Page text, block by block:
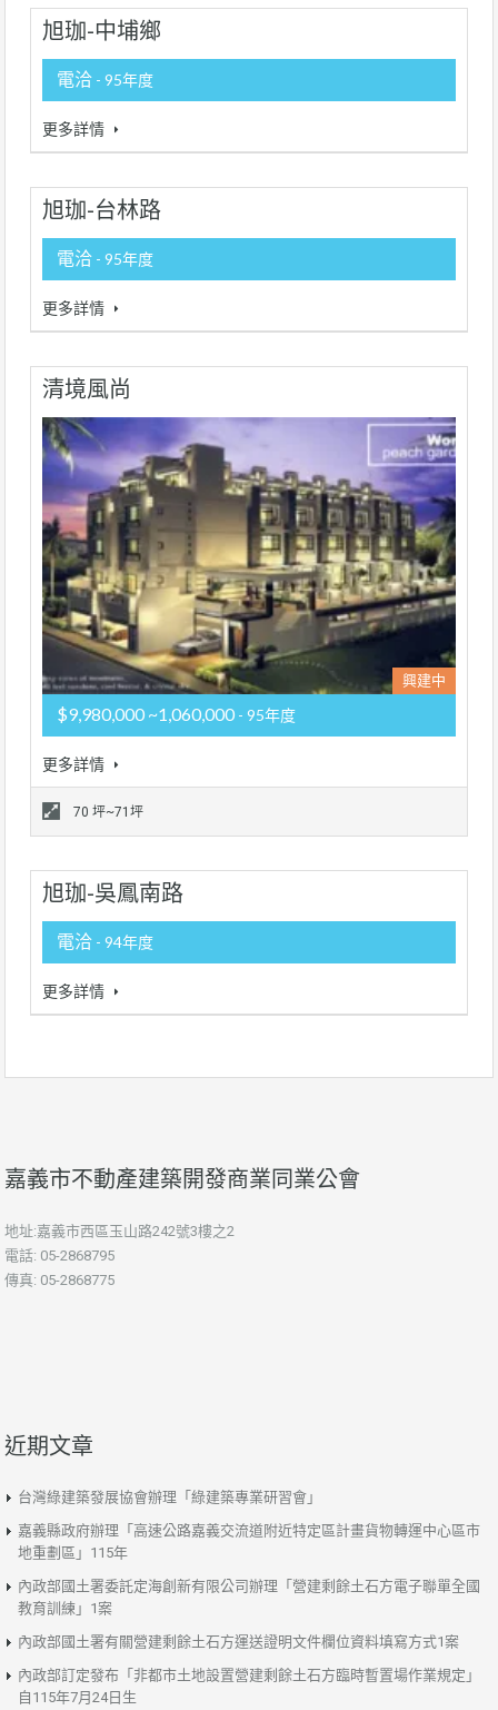
旭珈-中埔鄉
電洽 - 95年度
更多詳情
旭珈-台林路
電洽 - 95年度
更多詳情
清境風尚
興建中
$9,980,000 ~1,060,000 - 95年度
更多詳情
70 坪~71坪
旭珈-吳鳳南路
電洽 - 94年度
更多詳情
嘉義市不動產建築開發商業同業公會
地址:嘉義市西區玉山路242號3樓之2
電話: 05-2868795
傳真: 05-2868775
近期文章
台灣綠建築發展協會辦理「綠建築專業研習會」
嘉義縣政府辦理「高速公路嘉義交流道附近特定區計畫貨物轉運中心區市
地重劃區」115年
內政部國土署委託定海創新有限公司辦理「營建剩餘土石方電子聯單全國
教育訓練」1案
內政部國土署有關營建剩餘土石方運送證明文件欄位資料填寫方式1案
內政部訂定發布「非都市土地設置營建剩餘土石方臨時暫置場作業規定」
自115年7月24日生